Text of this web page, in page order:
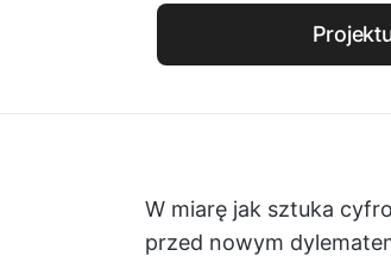
W miarę jak sztuka
przed nowym